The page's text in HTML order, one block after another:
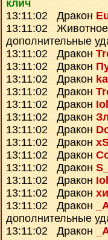
клич
13:11:02 Дракон
13:11:02
дополнительные
13:11:02 Дракон
13:11:02 Дракон
13:11:02 Дракон
13:11:02 Дракон
13:11:02 Дракон
13:11:02 Дракон
13:11:02 Дракон
13:11:02 Дракон
13:11:02 Дракон
13:11:02 Дракон
13:11:02 Дракон
13:11:02 Дракон
13:11:02 Дракон
дополнительные
13:11:02 Дракон